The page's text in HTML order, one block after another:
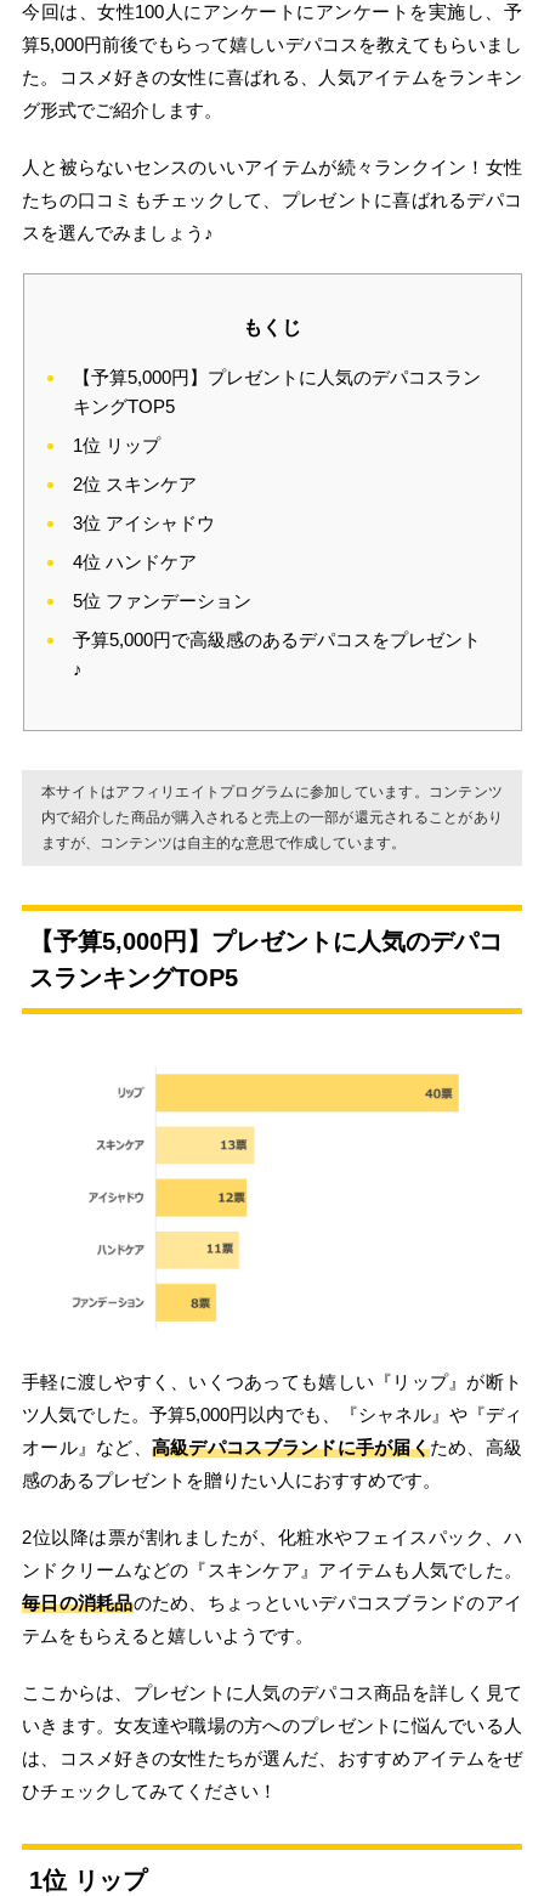
今回は、女性100人にアンケートにアンケートを実施し、予
算5,000円前後でもらって嬉しいデパコスを教えてもらいまし
た。コスメ好きの女性に喜ばれる、人気アイテムをランキン
グ形式でご紹介します。
人と被らないセンスのいいアイテムが続々ランクイン！女性
たちの口コミもチェックして、プレゼントに喜ばれるデパコ
スを選んでみましょう♪
もくじ
【予算5,000円】プレゼントに人気のデパコスラン
キングTOP5
1位 リップ
2位 スキンケア
3位 アイシャドウ
4位 ハンドケア
5位 ファンデーション
予算5,000円で高級感のあるデパコスをプレゼント
♪
本サイトはアフィリエイトプログラムに参加しています。コンテンツ
内で紹介した商品が購入されると売上の一部が還元されることがあり
ますが、コンテンツは自主的な意思で作成しています。
【予算5,000円】プレゼントに人気のデパコ
スランキングTOP5
手軽に渡しやすく、いくつあっても嬉しい『リップ』が断ト
ツ人気でした。予算5,000円以内でも、『シャネル』や『ディ
オール』など、 高級デパコスブランドに手が届くため、高級
感のあるプレゼントを贈りたい人におすすめです。
2位以降は票が割れましたが、化粧水やフェイスパック、ハ
ンドクリームなどの『スキンケア』アイテムも人気でした。
毎日の消耗品のため、ちょっといいデパコスブランドのアイ
テムをもらえると嬉しいようです。
ここからは、プレゼントに人気のデパコス商品を詳しく見て
いきます。女友達や職場の方へのプレゼントに悩んでいる人
は、コスメ好きの女性たちが選んだ、おすすめアイテムをぜ
ひチェックしてみてください！
1位 リップ